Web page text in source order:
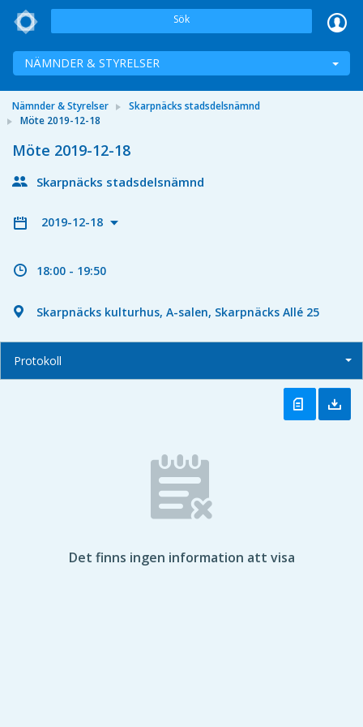
Sök
NÄMNDER & STYRELSER
Nämnder & Styrelser
Skarpnäcks stadsdelsnämnd
Möte 2019-12-18
Möte 2019-12-18
Skarpnäcks stadsdelsnämnd
2019-12-18
18:00 - 19:50
Skarpnäcks kulturhus, A-salen, Skarpnäcks Allé 25
Protokoll
Det finns ingen information att visa